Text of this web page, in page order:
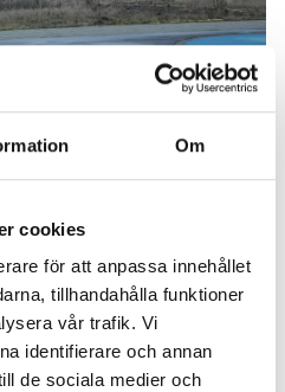
Om
cookies
för att anpassa innehållet
tillhandahålla funktioner
vår trafik. Vi
identifierare och annan
de sociala medier och